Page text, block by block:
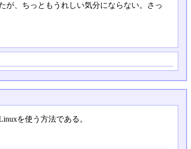
が、ちっともうれしい気分にならない。さっ
を使う方法である。